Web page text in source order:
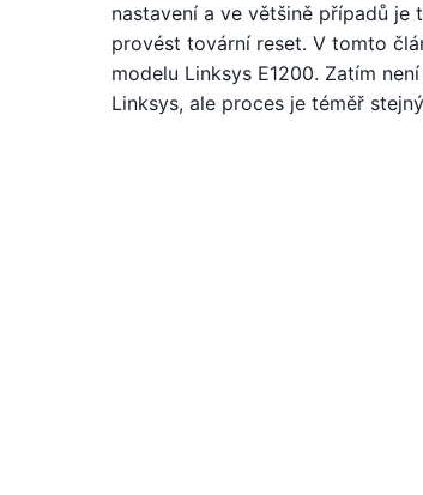
nastavení a ve většině případů
provést tovární reset. V tomto
modelu Linksys E1200. Zatím
Linksys, ale proces je téměř